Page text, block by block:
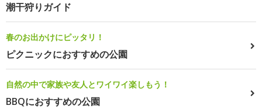
潮干狩りガイド
春のお出かけにピッタリ！
ピクニックにおすすめの公園
自然の中で家族や友人とワイワイ楽しもう！
BBQにおすすめの公園